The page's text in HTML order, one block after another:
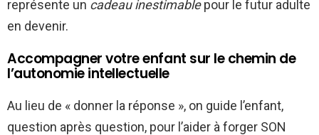
représente un cadeau inestimablepour le futur adulte
en devenir.
Accompagner votre enfant sur le chemin de
l’autonomie intellectuelle
Au lieu de « donner la réponse », on guide l’enfant,
question après question, pour l’aider à forger SON